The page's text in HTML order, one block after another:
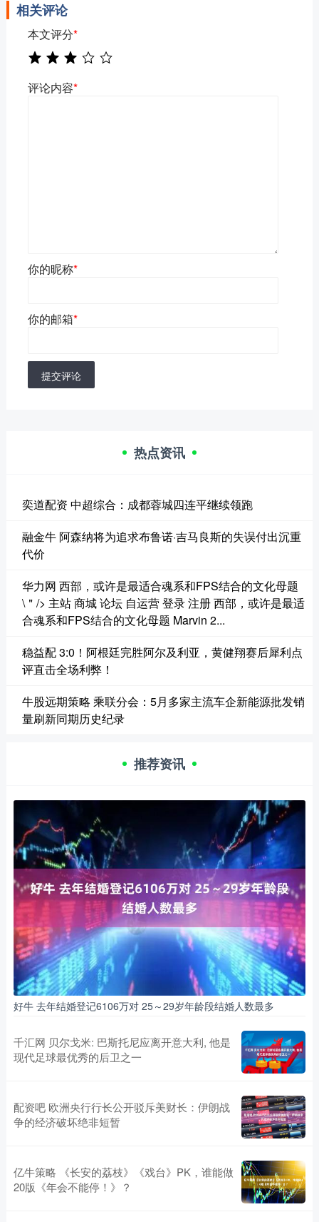
相关评论
本文评分*
评论内容*
你的昵称*
你的邮箱*
提交评论
热点资讯
奕道配资 中超综合：成都蓉城四连平继续领跑
融金牛 阿森纳将为追求布鲁诺·吉马良斯的失误付出沉重
代价
华力网 西部，或许是最适合魂系和FPS结合的文化母题
\＂/> 主站 商城 论坛 自运营 登录 注册 西部，或许是最适
合魂系和FPS结合的文化母题 Marvin 2...
稳益配 3:0！阿根廷完胜阿尔及利亚，黄健翔赛后犀利点
评直击全场利弊！
牛股远期策略 乘联分会：5月多家主流车企新能源批发销
量刷新同期历史纪录
推荐资讯
好牛 去年结婚登记6106万对 25～29岁年龄段结婚人数最多
千汇网 贝尔戈米: 巴斯托尼应离开意大利, 他是
现代足球最优秀的后卫之一
配资吧 欧洲央行行长公开驳斥美财长：伊朗战
争的经济破坏绝非短暂
亿牛策略 《长安的荔枝》《戏台》PK，谁能做
20版《年会不能停！》？